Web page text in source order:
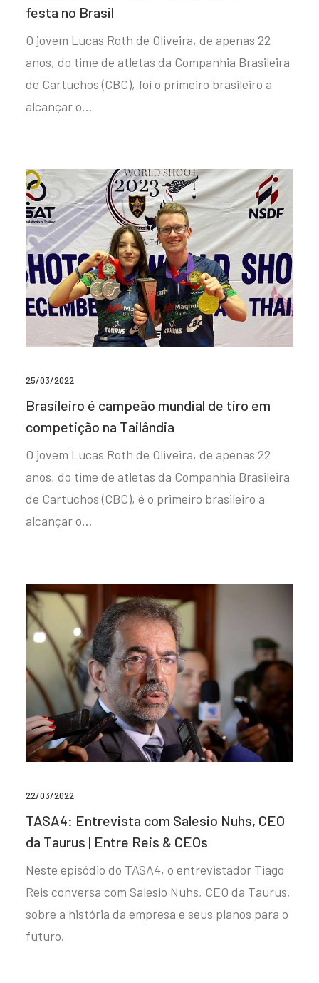
festa no Brasil
O jovem Lucas Roth de Oliveira, de apenas 22
anos, do time de atletas da Companhia Brasileira
de Cartuchos (CBC), foi o primeiro brasileiro a
alcançar o…
25/03/2022
Brasileiro é campeão mundial de tiro em
competição na Tailândia
O jovem Lucas Roth de Oliveira, de apenas 22
anos, do time de atletas da Companhia Brasileira
de Cartuchos (CBC), é o primeiro brasileiro a
alcançar o…
22/03/2022
TASA4: Entrevista com Salesio Nuhs, CEO
da Taurus | Entre Reis & CEOs
Neste episódio do TASA4, o entrevistador Tiago
Reis conversa com Salesio Nuhs, CEO da Taurus,
sobre a história da empresa e seus planos para o
futuro.